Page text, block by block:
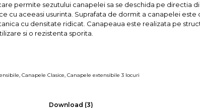
permite sezutului canapelei sa se deschida pe directia
cu aceeasi usurinta. Suprafata de dormit a canapelei
cu densitate ridicat. Canapeaua este realizata pe
si o rezistenta sporita.
, Canapele Clasice, Canapele extensibile 3 locuri
Download (3)